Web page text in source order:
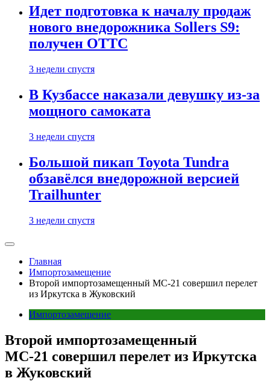
Идет подготовка к началу продаж
нового внедорожника Sollers S9:
получен ОТТС
3 недели спустя
В Кузбассе наказали девушку из-за
мощного самоката
3 недели спустя
Большой пикап Toyota Tundra
обзавёлся внедорожной версией
Trailhunter
3 недели спустя
Главная
Импортозамещение
Второй импортозамещенный МС-21 совершил перелет
из Иркутска в Жуковский
Импортозамещение
Второй импортозамещенный
МС-21 совершил перелет из Иркутска
в Жуковский